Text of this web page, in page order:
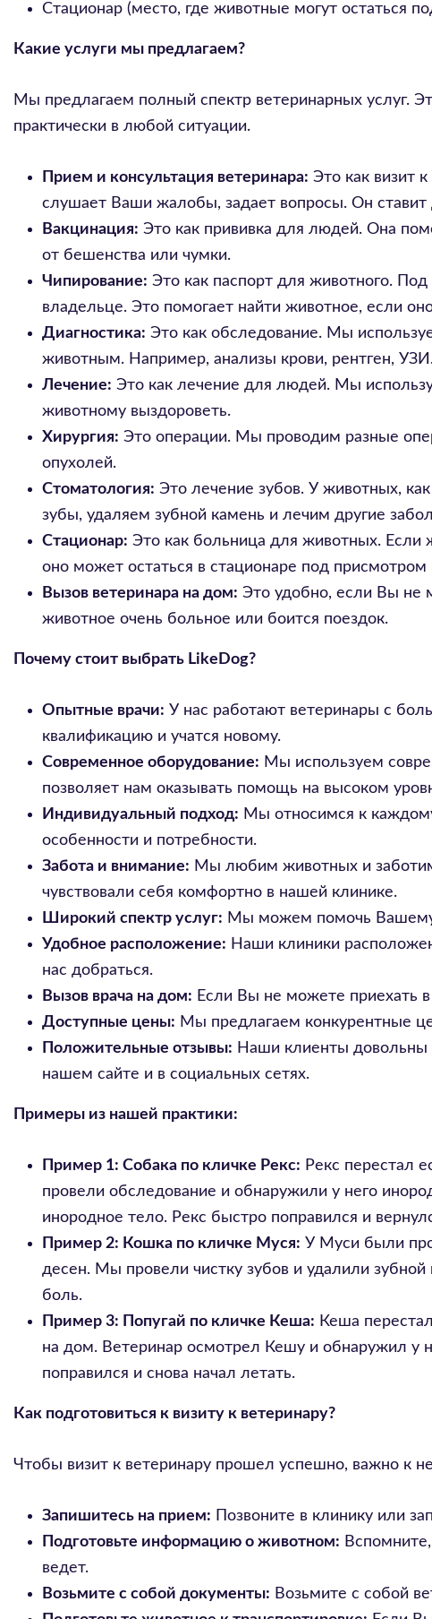
Стационар (место, где животные могут остаться
Какие услуги мы предлагаем?
Мы предлагаем полный спектр ветеринарных услуг.
практически в любой ситуации.
Прием и консультация ветеринара: Это как визит
слушает Ваши жалобы, задает вопросы. Он ставит
Вакцинация: Это как прививка для людей. Она
от бешенства или чумки.
Чипирование: Это как паспорт для животного.
владельце. Это помогает найти животное, если
Диагностика: Это как обследование. Мы
животным. Например, анализы крови, рентген,
Лечение: Это как лечение для людей. Мы
животному выздороветь.
Хирургия: Это операции. Мы проводим разные
опухолей.
Стоматология: Это лечение зубов. У животных,
зубы, удаляем зубной камень и лечим другие
Стационар: Это как больница для животных. Если
оно может остаться в стационаре под присмотром
Вызов ветеринара на дом: Это удобно, если Вы не
животное очень больное или боится поездок.
Почему стоит выбрать LikeDog?
Опытные врачи: У нас работают ветеринары с
квалификацию и учатся новому.
Современное оборудование: Мы используем
позволяет нам оказывать помощь на высоком
Индивидуальный подход: Мы относимся к
особенности и потребности.
Забота и внимание: Мы любим животных и
чувствовали себя комфортно в нашей клинике.
Широкий спектр услуг: Мы можем помочь Вашему
Удобное расположение: Наши клиники
нас добраться.
Вызов врача на дом: Если Вы не можете приехать
Доступные цены: Мы предлагаем конкурентные
Положительные отзывы: Наши клиенты довольны
нашем сайте и в социальных сетях.
Примеры из нашей практики:
Пример 1: Собака по кличке Рекс: Рекс перестал
провели обследование и обнаружили у него
инородное тело. Рекс быстро поправился и
Пример 2: Кошка по кличке Муся: У Муси были
десен. Мы провели чистку зубов и удалили
боль.
Пример 3: Попугай по кличке Кеша: Кеша
на дом. Ветеринар осмотрел Кешу и обнаружил
поправился и снова начал летать.
Как подготовиться к визиту к ветеринару?
Чтобы визит к ветеринару прошел успешно, важно к
Запишитесь на прием: Позвоните в клинику или
Подготовьте информацию о животном:
ведет.
Возьмите с собой документы: Возьмите с собой